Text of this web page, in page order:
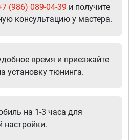
(986) 089-04-39 и получите
консультацию у мастера.
время и приезжайте
установку тюнинга.
на 1-3 часа для
настройки.